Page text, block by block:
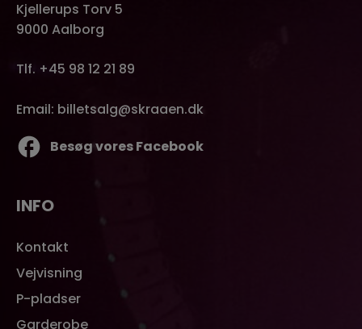
Kjellerups Torv 5
9000 Aalborg
Tlf. +45 98 12 21 89
Email: billetsalg@skraaen.dk
Besøg vores Facebook
INFO
Kontakt
Vejvisning
P-pladser
Garderobe